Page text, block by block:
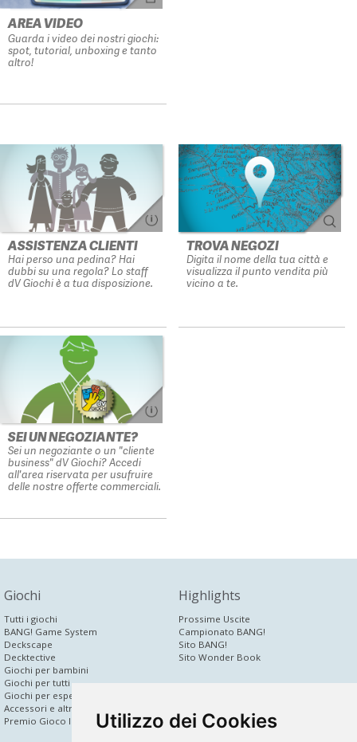
Utilizzo dei Cookies
AREA VIDEO
Guarda i video dei nostri giochi:
spot, tutorial, unboxing e tanto
altro!
ASSISTENZA CLIENTI
Hai perso una pedina? Hai
dubbi su una regola? Lo staff
dV Giochi è a tua disposizione.
TROVA NEGOZI
Digita il nome della tua città e
visualizza il punto vendita più
vicino a te.
SEI UN NEGOZIANTE?
Sei un negoziante o un "cliente
business" dV Giochi? Accedi
all'area riservata per usufruire
delle nostre offerte commerciali.
Giochi
Tutti i giochi
BANG! Game System
Deckscape
Decktective
Giochi per bambini
Giochi per tutti
Giochi per esperti
Accessori e altri prodotti
Premio Gioco Inedito
Highlights
Prossime Uscite
Campionato BANG!
Sito BANG!
Sito Wonder Book
dV Corporate
News
Chi siamo